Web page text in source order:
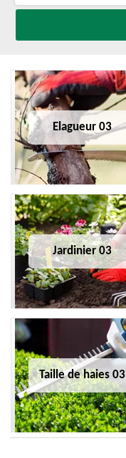
Elagueur 03
Jardinier 03
Taille de haies 03